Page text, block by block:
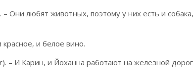
Они любят животных, поэтому у них есть и
и белое вино.
– И Карин, и Йоханна работают на железной